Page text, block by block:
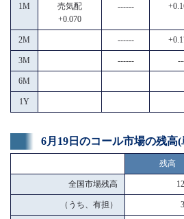
1M
売気配
+0.070
------
2M ------
3M ------
6M
1Y
6月19日のコール市場の残高
残高
全国市場残高
（うち、有担）